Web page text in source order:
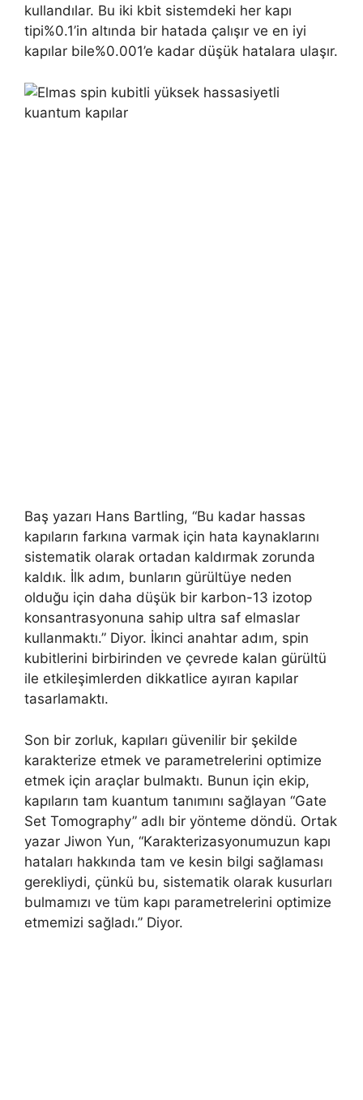
kullandılar. Bu iki kbit sistemdeki her kapı
tipi%0.1’in altında bir hatada çalışır ve en iyi
kapılar bile%0.001’e kadar düşük hatalara ulaşır.
Baş yazarı Hans Bartling, “Bu kadar hassas
kapıların farkına varmak için hata kaynaklarını
sistematik olarak ortadan kaldırmak zorunda
kaldık. İlk adım, bunların gürültüye neden
olduğu için daha düşük bir karbon-13 izotop
konsantrasyonuna sahip ultra saf elmaslar
kullanmaktı.” Diyor. İkinci anahtar adım, spin
kubitlerini birbirinden ve çevrede kalan gürültü
ile etkileşimlerden dikkatlice ayıran kapılar
tasarlamaktı.
Son bir zorluk, kapıları güvenilir bir şekilde
karakterize etmek ve parametrelerini optimize
etmek için araçlar bulmaktı. Bunun için ekip,
kapıların tam kuantum tanımını sağlayan “Gate
Set Tomography” adlı bir yönteme döndü. Ortak
yazar Jiwon Yun, “Karakterizasyonumuzun kapı
hataları hakkında tam ve kesin bilgi sağlaması
gerekliydi, çünkü bu, sistematik olarak kusurları
bulmamızı ve tüm kapı parametrelerini optimize
etmemizi sağladı.” Diyor.